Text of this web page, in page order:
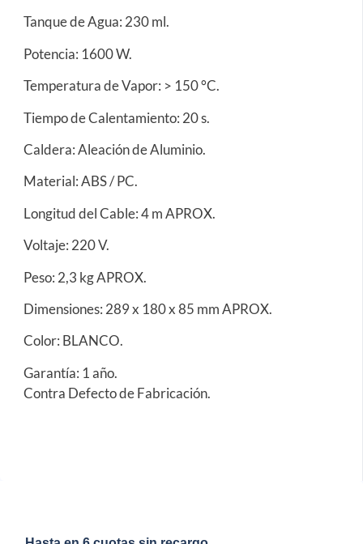
Tanque de Agua: 230 ml.
Potencia: 1600 W.
Temperatura de Vapor: > 150 °C.
Tiempo de Calentamiento: 20 s.
Caldera: Aleación de Aluminio.
Material: ABS / PC.
Longitud del Cable: 4 m APROX.
Voltaje: 220 V.
Peso: 2,3 kg APROX.
Dimensiones: 289 x 180 x 85 mm APROX.
Color: BLANCO.
Garantía: 1 año.
Contra Defecto de Fabricación.